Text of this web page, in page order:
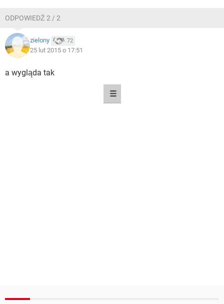
ODPOWIEDŹ 2 / 2
zielony 72
25 lut 2015 o 17:51
a wygląda tak